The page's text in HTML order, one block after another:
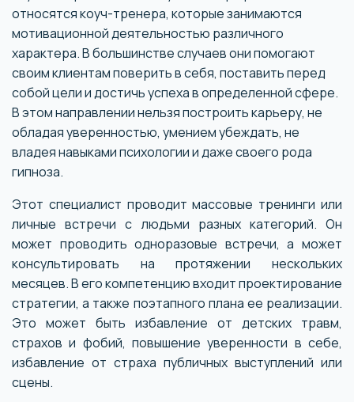
относятся коуч-тренера, которые занимаются
мотивационной деятельностью различного
характера. В большинстве случаев они помогают
своим клиентам поверить в себя, поставить перед
собой цели и достичь успеха в определенной сфере.
В этом направлении нельзя построить карьеру, не
обладая уверенностью, умением убеждать, не
владея навыками психологии и даже своего рода
гипноза.
Этот специалист проводит массовые тренинги или
личные встречи с людьми разных категорий. Он
может проводить одноразовые встречи, а может
консультировать на протяжении нескольких
месяцев. В его компетенцию входит проектирование
стратегии, а также поэтапного плана ее реализации.
Это может быть избавление от детских травм,
страхов и фобий, повышение уверенности в себе,
избавление от страха публичных выступлений или
сцены.